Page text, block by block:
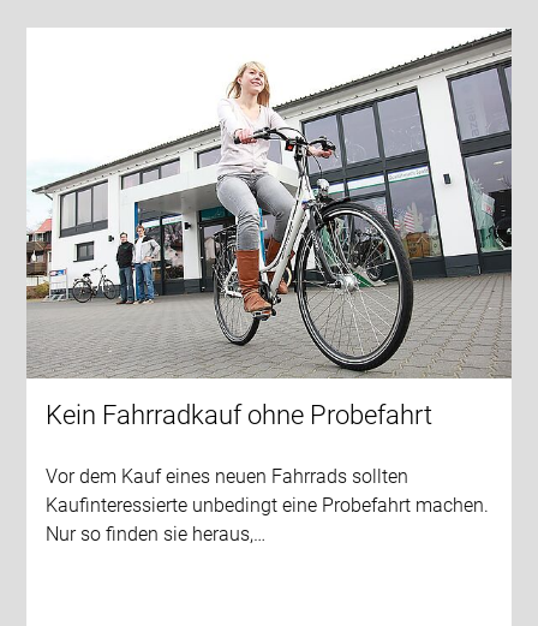
Kein Fahrradkauf ohne Probefahrt
Vor dem Kauf eines neuen Fahrrads sollten
Kaufinteressierte unbedingt eine Probefahrt machen.
Nur so finden sie heraus,…